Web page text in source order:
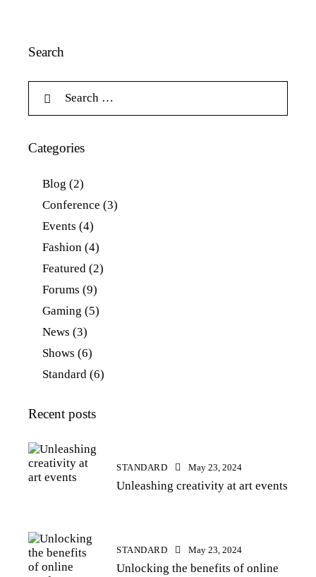
Search
Categories
Blog (2)
Conference (3)
Events (4)
Fashion (4)
Featured (2)
Forums (9)
Gaming (5)
News (3)
Shows (6)
Standard (6)
Recent posts
STANDARD May 23, 2024
Unleashing creativity at art events
STANDARD May 23, 2024
Unlocking the benefits of online